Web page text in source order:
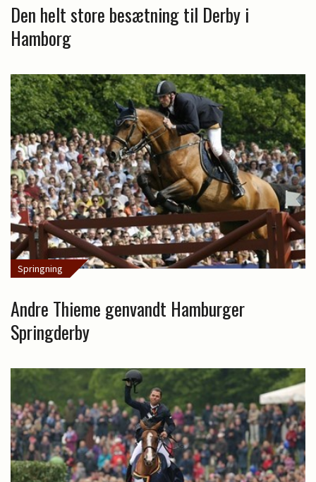
Den helt store besætning til Derby i
Hamborg
Springning
Andre Thieme genvandt Hamburger
Springderby